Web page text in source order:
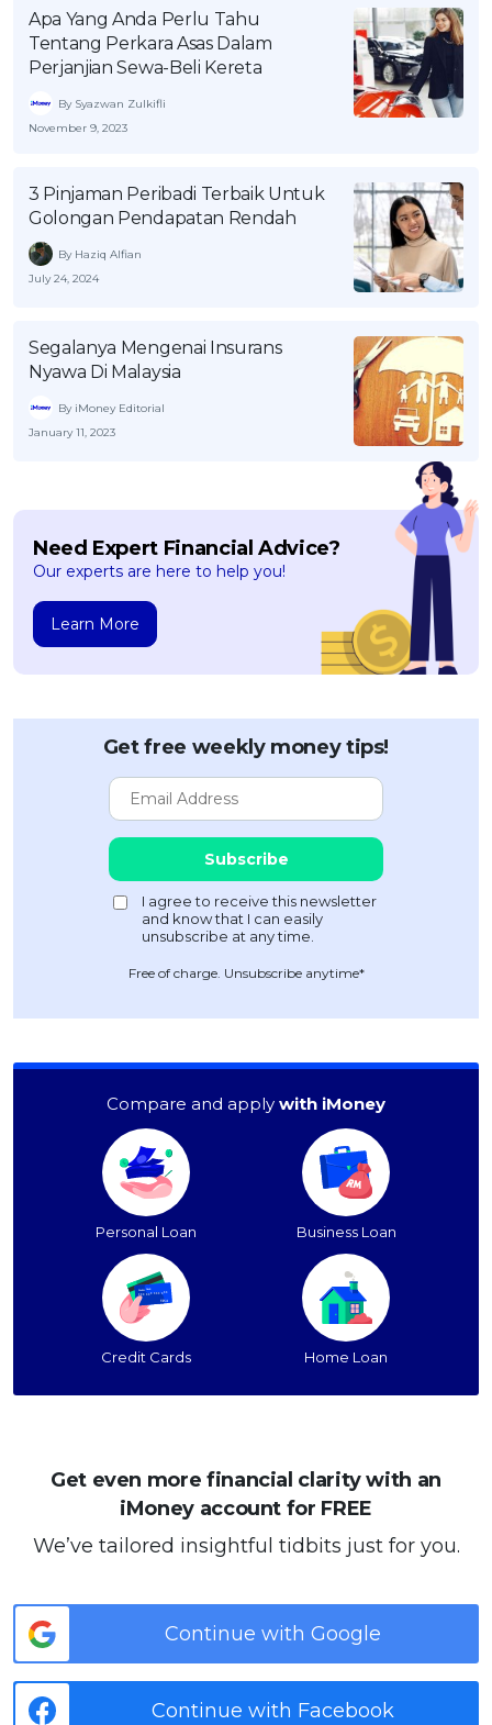
Apa Yang Anda Perlu Tahu
Tentang Perkara Asas Dalam
Perjanjian Sewa-Beli Kereta
By Syazwan Zulkifli
November 9, 2023
3 Pinjaman Peribadi Terbaik Untuk
Golongan Pendapatan Rendah
By Haziq Alfian
July 24, 2024
Segalanya Mengenai Insurans
Nyawa Di Malaysia
By iMoney Editorial
January 11, 2023
Need Expert Financial Advice?
Our experts are here to help you!
Learn More
Get free weekly money tips!
Free of charge. Unsubscribe anytime*
Compare and apply with iMoney
Personal Loan Business Loan
Credit Cards Home Loan
Get even more financial clarity with an
iMoney account for FREE
We’ve tailored insightful tidbits just for you.
Continue with Google
Continue with Facebook